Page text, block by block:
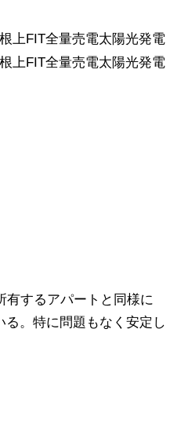
有するアパートと同様に
る。特に問題もなく安定し